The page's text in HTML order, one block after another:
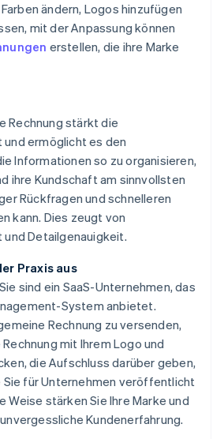
ändern, Logos hinzufügen
mit der Anpassung können
erstellen, die ihre Marke
Rechnung stärkt die
ermöglicht es den
Informationen so zu organisieren,
ihre Kundschaft am sinnvollsten
Rückfragen und schnelleren
kann. Dies zeugt von
Detailgenauigkeit.
Praxis aus
sind ein SaaS-Unternehmen, das
System anbietet.
Rechnung zu versenden,
mit Ihrem Logo und
die Aufschluss darüber geben,
Sie für Unternehmen veröffentlicht
Weise stärken Sie Ihre Marke und
Kundenerfahrung.